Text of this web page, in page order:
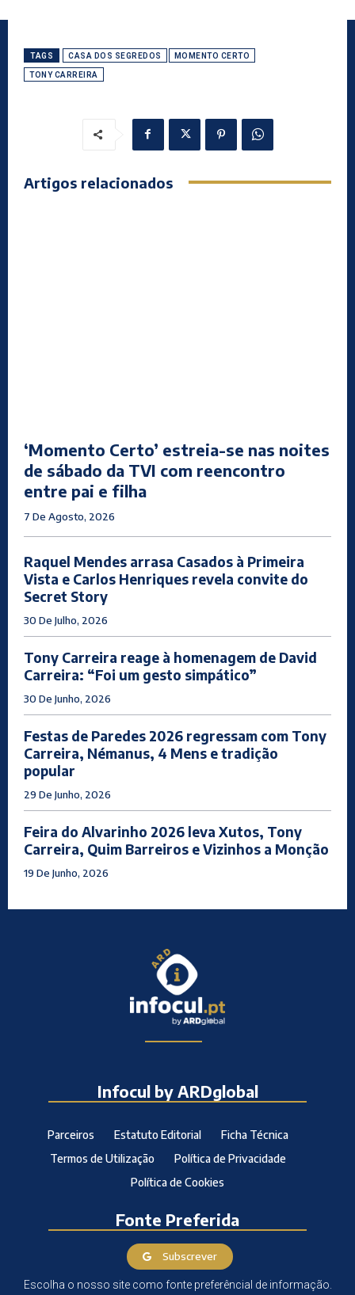
TAGS CASA DOS SEGREDOS MOMENTO CERTO
TONY CARREIRA
Artigos relacionados
‘Momento Certo’ estreia-se nas noites
de sábado da TVI com reencontro
entre pai e filha
7 De Agosto, 2026
Raquel Mendes arrasa Casados à Primeira
Vista e Carlos Henriques revela convite do
Secret Story
30 De Julho, 2026
Tony Carreira reage à homenagem de David
Carreira: “Foi um gesto simpático”
30 De Junho, 2026
Festas de Paredes 2026 regressam com Tony
Carreira, Némanus, 4 Mens e tradição
popular
29 De Junho, 2026
Feira do Alvarinho 2026 leva Xutos, Tony
Carreira, Quim Barreiros e Vizinhos a Monção
19 De Junho, 2026
Infocul by ARDglobal
Parceiros Estatuto Editorial
Ficha Técnica
Termos de Utilização
Política de Privacidade
Política de Cookies
Fonte Preferida
Subscrever
Escolha o nosso site como fonte preferêncial de informação.